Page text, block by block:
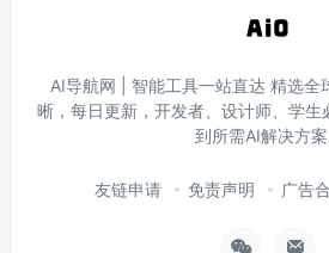
AI导航网 | 智能工具一站直达‌ 精选全
晰，每日更新，开发者、设计师、学
到所需AI解决方
友链申请 免责声明 广告